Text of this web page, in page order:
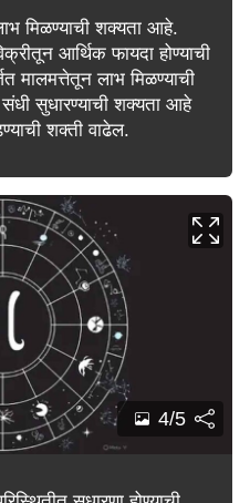
मिळण्याची शक्यता आहे.
आर्थिक फायदा होण्याची
मालमत्तेतून लाभ मिळण्याची
सुधारण्याची शक्यता आहे
शक्ती वाढेल.
4/5